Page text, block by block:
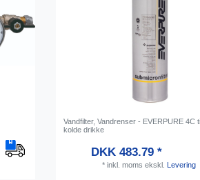
Vandfilter, Vandrenser - EVERPURE 4C
kolde drikke
DKK 483.79 *
* inkl. moms ekskl. Levering